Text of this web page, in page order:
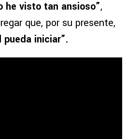
he visto tan ansioso”,
que, por su presente,
pueda iniciar”.